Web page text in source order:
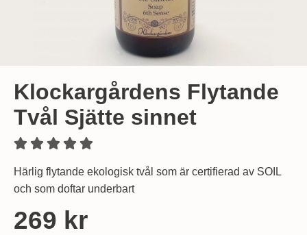
Klockargårdens Flytande
Tvål Sjätte sinnet
Härlig flytande ekologisk tvål som är certifierad av SOIL
och som doftar underbart
Handla denna produkt Klockargårdens Flytande Tvål Sjätte
pris
269 kr